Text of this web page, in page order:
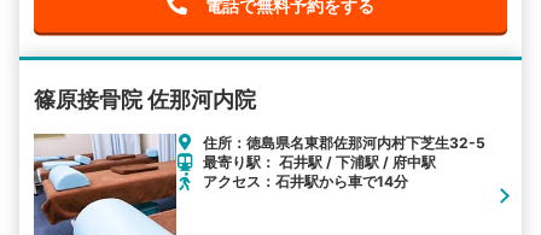
電話で無料予約をする
篠原接骨院 佐那河内院
住所：徳島県名東郡佐那河内村下芝生32-5
最寄り駅： 石井駅 / 下浦駅 / 府中駅
アクセス：石井駅から車で14分